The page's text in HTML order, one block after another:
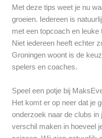
Met deze tips weet je nu
groeien. Iedereen is
met een topcoach en
Niet iedereen heeft echter
Groningen woont is de
spelers en coaches.
Speel een potje bij
Het komt er op neer dat je
onderzoek naar de clubs
verschil maken in hoeveel